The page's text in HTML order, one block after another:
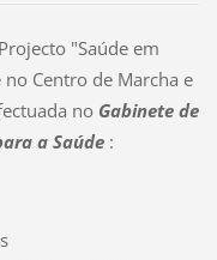
"Saúde em
Centro de Marcha e
no Gabinete de
a Saúde: